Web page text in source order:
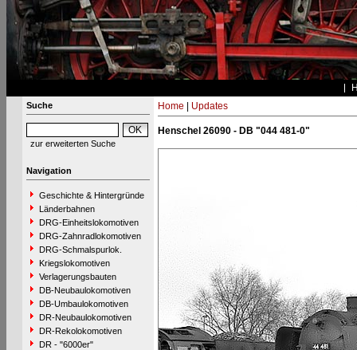
Suche
zur erweiterten Suche
Navigation
Geschichte & Hintergründe
Länderbahnen
DRG-Einheitslokomotiven
DRG-Zahnradlokomotiven
DRG-Schmalspurlok.
Kriegslokomotiven
Verlagerungsbauten
DB-Neubaulokomotiven
DB-Umbaulokomotiven
DR-Neubaulokomotiven
DR-Rekolokomotiven
DR - "6000er"
Home Updates
Henschel 26090 - DB "044 481-0"